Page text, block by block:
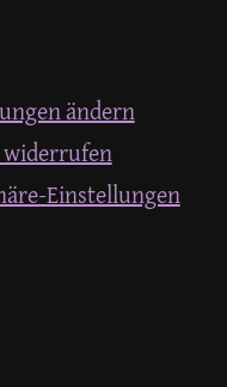
ändern
widerrufen
Einstellungen